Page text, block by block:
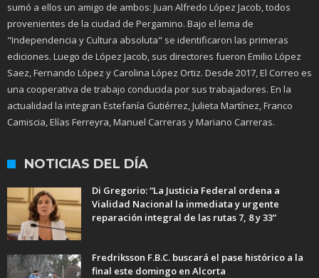
sumó a ellos un amigo de ambos: Juan Alfredo López Jacob, todos
provenientes de la ciudad de Pergamino. Bajo el lema de
"Independencia y Cultura absoluta" se identificaron las primeras
ediciones. Luego de López Jacob, sus directores fueron Emilio López
Saez, Fernando López y Carolina López Ortiz. Desde 2017, El Correo es
una cooperativa de trabajo conducida por sus trabajadores. En la
actualidad la integran Estefanía Gutiérrez, Julieta Martínez, Franco
Camiscia, Elías Ferreyra, Manuel Carreras y Mariano Carreras.
NOTICIAS DEL DÍA
Di Gregorio: “La Justicia Federal ordena a
Vialidad Nacional la inmediata y urgente
reparación integral de las rutas 7, 8 y 33”
Fredriksson F.B.C. buscará el pase histórico a la
final este domingo en Alcorta